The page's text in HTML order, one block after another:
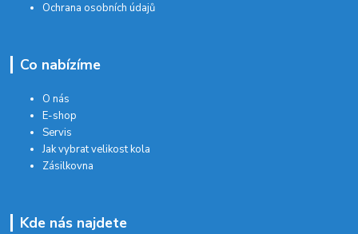
Ochrana osobních údajů
Co nabízíme
O nás
E-shop
Servis
Jak vybrat velikost kola
Zásilkovna
Kde nás najdete